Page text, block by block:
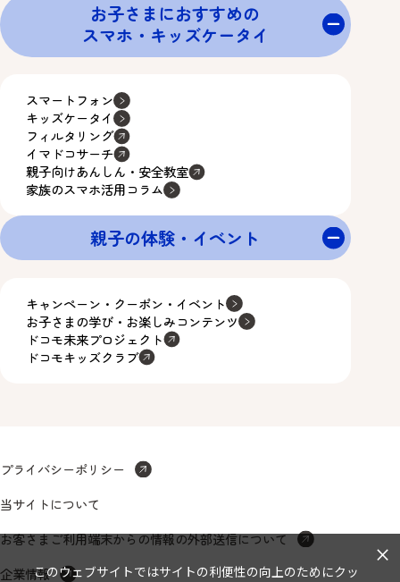
お子さまにおすすめの
スマホ・キッズケータイ
スマートフォン
キッズケータイ
フィルタリング
イマドコサーチ
親子向けあんしん・安全教室
家族のスマホ活用コラム
親子の体験・イベント
キャンペーン・クーポン・イベント
お子さまの学び・お楽しみコンテンツ
ドコモ未来プロジェクト
ドコモキッズクラブ
×
このウェブサイトではサイトの利便性の向上のためにクッ
プライバシーポリシー
当サイトについて
お客さまご利用端末からの情報の外部送信について
企業情報